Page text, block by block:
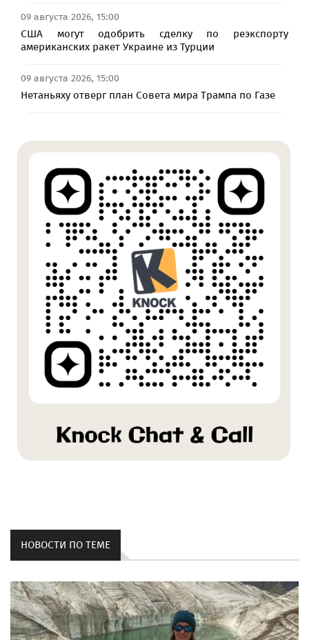
09 августа 2026, 15:00
США могут одобрить сделку по реэкспорту
американских ракет Украине из Турции
09 августа 2026, 15:00
Нетаньяху отверг план Совета мира Трампа по Газе
НОВОСТИ ПО ТЕМЕ